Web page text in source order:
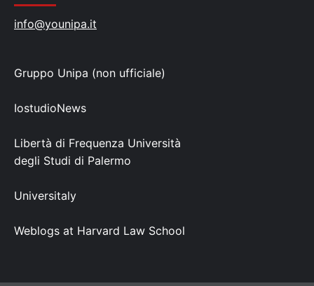
info@younipa.it
Gruppo Unipa (non ufficiale)
IostudioNews
Libertà di Frequenza Università
degli Studi di Palermo
Universitaly
Weblogs at Harvard Law School